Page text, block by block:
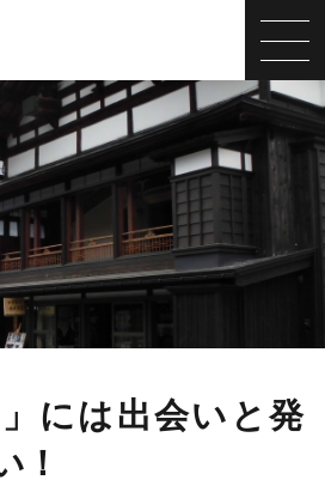
」には出会いと発
！